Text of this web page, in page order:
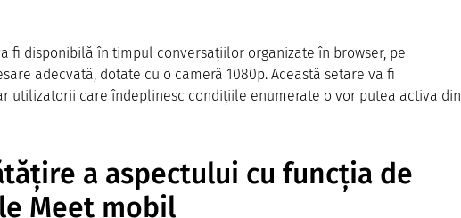
fi disponibilă în timpul conversațiilor organizate în browser, pe
adecvată, dotate cu o cameră 1080p. Această setare va fi
utilizatorii care îndeplinesc condițiile enumerate o vor putea activa din
a aspectului cu funcția de
Meet mobil